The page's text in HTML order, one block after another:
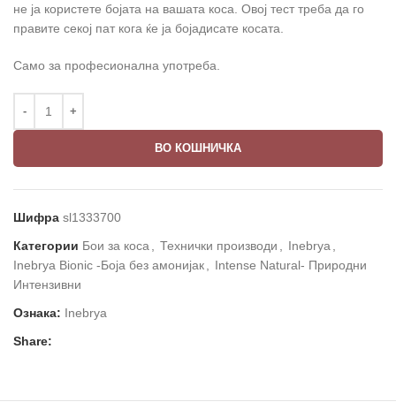
не ја користете бојата на вашата коса. Овој тест треба да го
правите секој пат кога ќе ја бојадисате косата.
Само за професионална употреба.
ВО КОШНИЧКА
Шифра sl1333700
Категории Бои за коса Технички производи Inebrya
Inebrya Bionic -Боја без амонијак
Intense Natural- Природни
Интензивни
Ознака: Inebrya
Share: